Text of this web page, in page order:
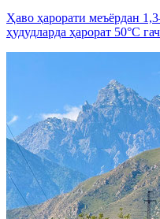
Ҳаво ҳарорати меъёрдан
ҳудудларда ҳарорат 50°C